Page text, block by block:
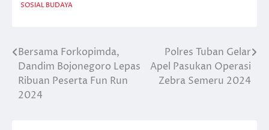
SOSIAL BUDAYA
Navigasi
pos
Bersama Forkopimda,
Dandim Bojonegoro Lepas
Ribuan Peserta Fun Run
2024
Polres Tuban Gelar
Apel Pasukan Operasi
Zebra Semeru 2024